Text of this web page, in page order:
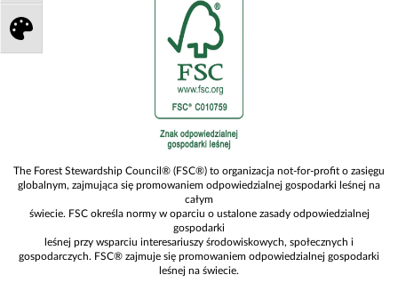
FSC
The Forest Stewardship Council® (FSC®) to organizacja not-for-profit o zasięgu
globalnym, zajmująca się promowaniem odpowiedzialnej gospodarki leśnej na
całym
świecie. FSC określa normy w oparciu o ustalone zasady odpowiedzialnej
gospodarki
leśnej przy wsparciu interesariuszy środowiskowych, społecznych i
gospodarczych. FSC® zajmuje się promowaniem odpowiedzialnej gospodarki
leśnej na świecie.